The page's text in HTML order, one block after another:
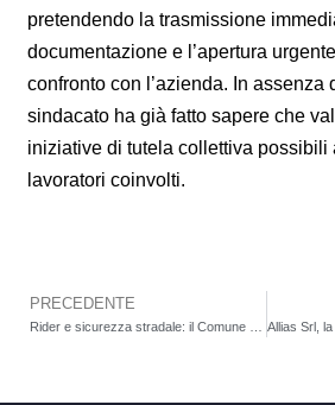
pretendendo la trasmissione
documentazione e l’apertura
confronto con l’azienda. In assenza
sindacato ha già fatto sapere che
iniziative di tutela collettiva possibili
lavoratori coinvolti.
Precedente
PRECEDENTE
Rider e sicurezza stradale: il Comune firma con Nidil Cgil un protocollo di intesa per formazione e prevenzione sul campo